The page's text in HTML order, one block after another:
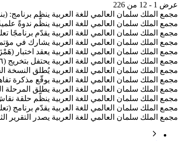
عرض 1 - 12 من 226
مجمع الملك سلمان العالمي للغة العربية ينظم برنامج:
مجمع الملك سلمان العالمي للغة العربية ينظّم ندوةً
مجمع الملك سلمان العالمي للغة العربية يقدّم برنامجًا
مجمع الملك سلمان العالمي للغة العربية يشارك في
مجمع الملك سلمان العالمي للغة العربية يعقد اختبار
مجمع الملك سلمان العالمي للغة العربية يحتفل بتخريج (١٦٦) متعلمًا...
مجمع الملك سلمان العالمي للغة العربية يُطلق
مجمع الملك سلمان العالمي للغة العربية يوقّع مذكرة
مجمع الملك سلمان العالمي للغة العربية يطلق
مجمع الملك سلمان العالمي للغة العربية ينظّم حلقة
مجمع الملك سلمان العالمي للغة العربية يقدّم برنامج
مجمع الملك سلمان العالمي للغة العربية يصدر التقرير